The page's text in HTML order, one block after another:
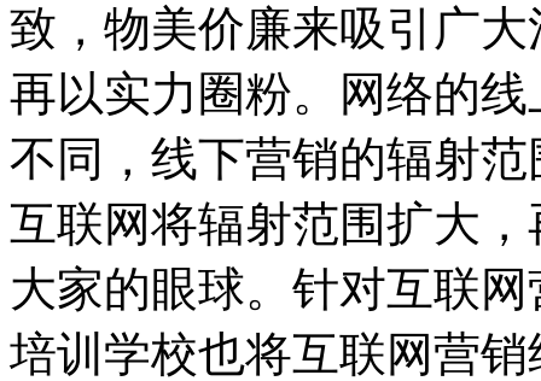
致，物美价廉来吸引广
再以实力圈粉。网络的
不同，线下营销的辐射
互联网将辐射范围扩大
大家的眼球。针对互联
培训学校也将互联网营